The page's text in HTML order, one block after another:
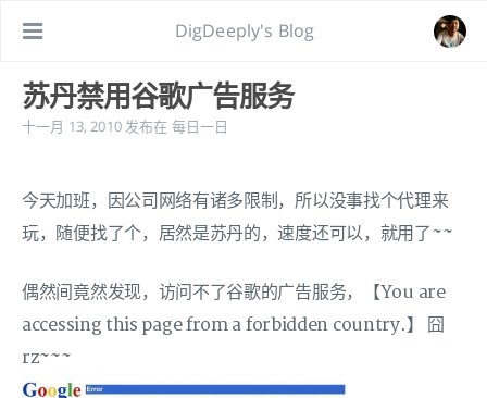
DigDeeply's Blog
苏丹禁用谷歌广告服务
十一月 13, 2010 发布在 每日一日
今天加班，因公司网络有诸多限制，所以没事找个代理来
玩，随便找了个，居然是苏丹的，速度还可以，就用了~~
偶然间竟然发现，访问不了谷歌的广告服务，【You are
accessing this page from a forbidden country.】 囧
rz~~~